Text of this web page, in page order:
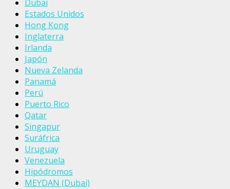
Dubai
Estados Unidos
Hong Kong
Inglaterra
Irlanda
Japón
Nueva Zelanda
Panamá
Perú
Puerto Rico
Qatar
Singapur
Suráfrica
Uruguay
Venezuela
Hipódromos
MEYDAN (Dubai)